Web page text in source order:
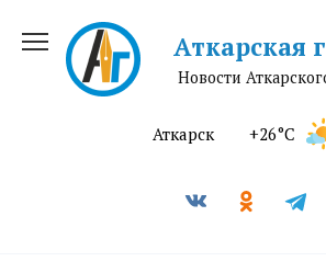
содержанию
Аткарская
Новости
Аткарск +26°C